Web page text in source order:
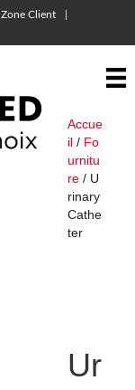
Zone Client
Accue
il / Fo
urnitu
re / U
rinary
Cathe
ter
Ur